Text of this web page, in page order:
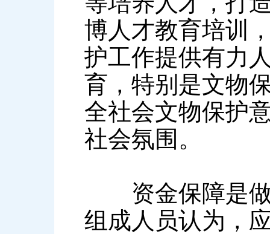
博人才教育培训
护工作提供有力
育，特别是文物
全社会文物保护
社会氛围。
资金保障是做
组成人员认为，